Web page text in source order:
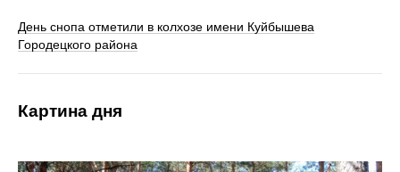
День снопа отметили в колхозе имени Куйбышева
Городецкого района
Картина дня